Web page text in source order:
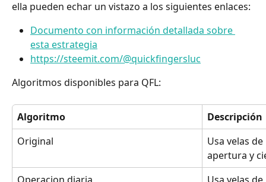
ella pueden echar un vistazo a los siguientes enlaces:
Documento con información detallada sobre
esta estrategia
https://steemit.com/@quickfingersluc
Algoritmos disponibles para QFL:
Algoritmo
Descripción
Original
Usa velas
apertura y